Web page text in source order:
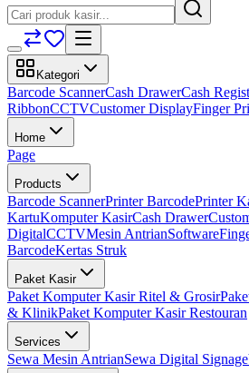
Kategori
Barcode ScannerCash DrawerCash
RibbonCCTVCustomer DisplayFinger
Home
Page
Products
Barcode ScannerPrinter BarcodePrinter
KartuKomputer KasirCash Drawer
DigitalCCTVMesin AntrianSoftware
BarcodeKertas Struk
Paket Kasir
Paket Komputer Kasir Ritel & Grosir
& KlinikPaket Komputer Kasir Restouran
Services
Sewa Mesin AntrianSewa Digital Signage